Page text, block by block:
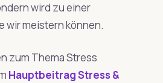
wird zu einer
wir meistern können.
zum Thema Stress
Hauptbeitrag Stress &